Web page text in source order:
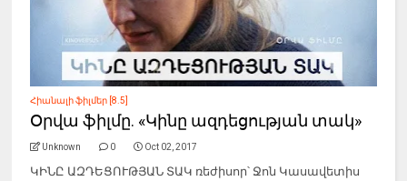
Հիանալի ֆիլմեր [8.5]
Օրվա ֆիլմը. «Կինը ազդեցության տակ»
Unknown 0 Oct 02, 2017
ԿԻՆԸ ԱԶԴԵՑՈՒԹՅԱՆ ՏԱԿ ռեժիսոր՝ Ջոն Կասավետիս